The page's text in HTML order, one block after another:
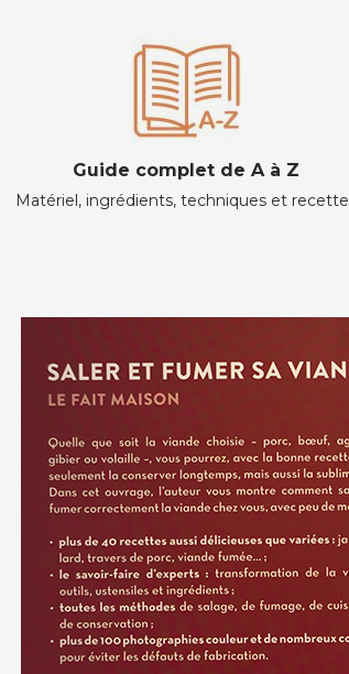
Guide complet de A à Z
Matériel, ingrédients, techniques et